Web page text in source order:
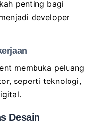
penting bagi
developer
membuka peluang
seperti teknologi,
Desain